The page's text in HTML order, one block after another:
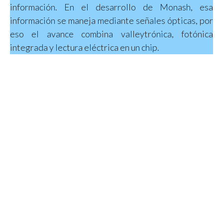
información. En el desarrollo de Monash, esa
información se maneja mediante señales ópticas, por
eso el avance combina valleytrónica, fotónica
integrada y lectura eléctrica en un chip.